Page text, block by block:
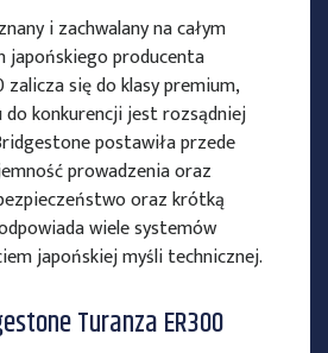
i zachwalany na całym
japońskiego producenta
zalicza się do klasy premium,
konkurencji jest rozsądniej
postawiła przede
prowadzenia oraz
oraz krótką
wiele systemów
japońskiej myśli technicznej.
Turanza ER300